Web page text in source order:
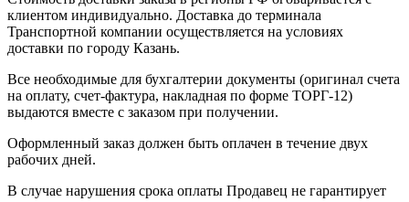
клиентом индивидуально. Доставка до терминала
Транспортной компании осуществляется на условиях
доставки по городу Казань.
Все необходимые для бухгалтерии документы (оригинал счета
на оплату, счет-фактура, накладная по форме ТОРГ-12)
выдаются вместе с заказом при получении.
Оформленный заказ должен быть оплачен в течение двух
рабочих дней.
В случае нарушения срока оплаты Продавец не гарантирует